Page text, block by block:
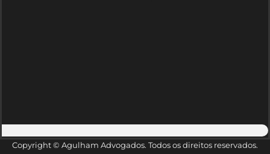
Copyright © Agulham Advogados. Todos os direitos reservados.